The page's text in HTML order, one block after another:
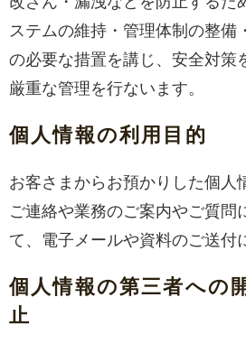
ステムの維持・管理体制の整備
の必要な措置を講じ、安全対策
厳重な管理を行ないます。
個人情報の利用目的
お客さまからお預かりした個人
ご連絡や業務のご案内やご質問
て、電子メールや資料のご送付
個人情報の第三者への
止